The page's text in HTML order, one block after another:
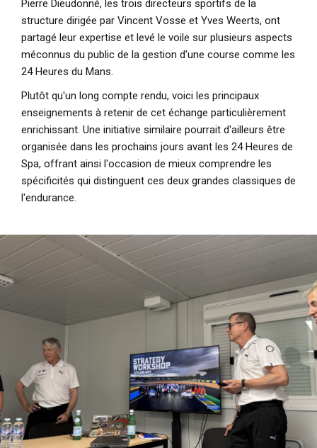
Pierre Dieudonné, les trois directeurs sportifs de la
structure dirigée par Vincent Vosse et Yves Weerts, ont
partagé leur expertise et levé le voile sur plusieurs aspects
méconnus du public de la gestion d'une course comme les
24 Heures du Mans.
Plutôt qu'un long compte rendu, voici les principaux
enseignements à retenir de cet échange particulièrement
enrichissant. Une initiative similaire pourrait d'ailleurs être
organisée dans les prochains jours avant les 24 Heures de
Spa, offrant ainsi l'occasion de mieux comprendre les
spécificités qui distinguent ces deux grandes classiques de
l'endurance.